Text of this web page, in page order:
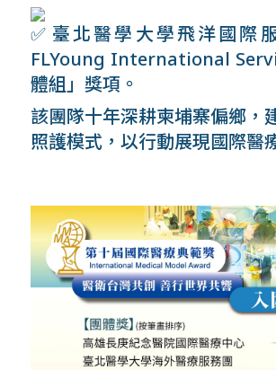
臺北醫學大學飛洋國際
FLYoung International
體組」獎項。
該團隊十年深耕柬埔寨偏鄉，
照護模式，以行動展現國際醫